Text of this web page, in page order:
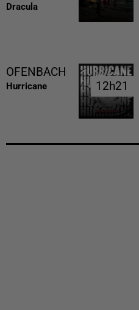
Dracula
OFENBACH
Hurricane 12h21
12h21